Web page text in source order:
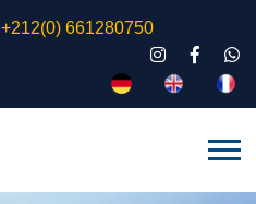
+212(0) 661280750